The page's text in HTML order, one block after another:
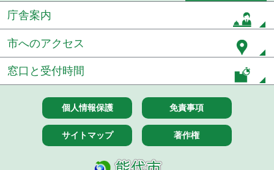
庁舎案内
市へのアクセス
窓口と受付時間
個人情報保護 免責事項
サイトマップ 著作権